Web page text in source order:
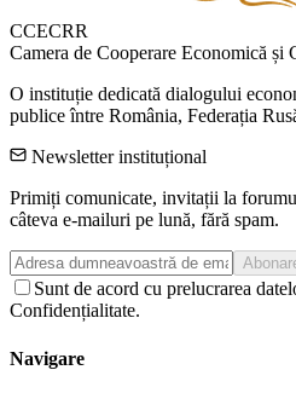
CCECRR
Camera de Cooperare Economică și
O instituție dedicată dialogului
publice între România, Federația
Newsletter instituțional
Primiți comunicate, invitații la
câteva e-mailuri pe lună, fără spam.
Sunt de acord cu prelucrarea
Confidențialitate.
Navigare